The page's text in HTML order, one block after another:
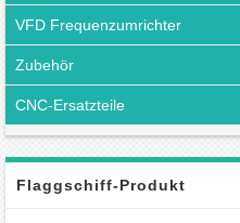
VFD Frequenzumrichter
Zubehör
CNC-Ersatzteile
Flaggschiff-Produkt